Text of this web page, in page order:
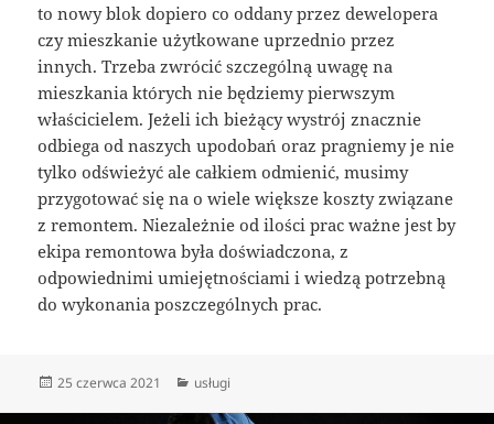
to nowy blok dopiero co oddany przez dewelopera
czy mieszkanie użytkowane uprzednio przez
innych. Trzeba zwrócić szczególną uwagę na
mieszkania których nie będziemy pierwszym
właścicielem. Jeżeli ich bieżący wystrój znacznie
odbiega od naszych upodobań oraz pragniemy je nie
tylko odświeżyć ale całkiem odmienić, musimy
przygotować się na o wiele większe koszty związane
z remontem. Niezależnie od ilości prac ważne jest by
ekipa remontowa była doświadczona, z
odpowiednimi umiejętnościami i wiedzą potrzebną
do wykonania poszczególnych prac.
Data
25 czerwca 2021 Kategorie
usługi